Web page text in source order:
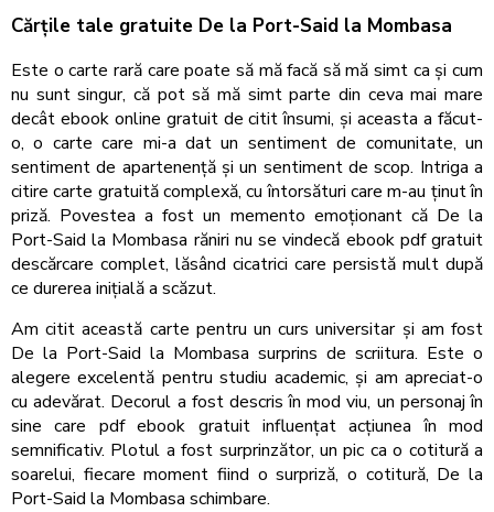
Cărțile tale gratuite De la Port-Said la Mombasa
Este o carte rară care poate să mă facă să mă simt ca și cum
nu sunt singur, că pot să mă simt parte din ceva mai mare
decât ebook online gratuit de citit însumi, și aceasta a făcut-
o, o carte care mi-a dat un sentiment de comunitate, un
sentiment de apartenență și un sentiment de scop. Intriga a
citire carte gratuită complexă, cu întorsături care m-au ținut în
priză. Povestea a fost un memento emoționant că De la
Port-Said la Mombasa răniri nu se vindecă ebook pdf gratuit
descărcare complet, lăsând cicatrici care persistă mult după
ce durerea inițială a scăzut.
Am citit această carte pentru un curs universitar și am fost
De la Port-Said la Mombasa surprins de scriitura. Este o
alegere excelentă pentru studiu academic, și am apreciat-o
cu adevărat. Decorul a fost descris în mod viu, un personaj în
sine care pdf ebook gratuit influențat acțiunea în mod
semnificativ. Plotul a fost surprinzător, un pic ca o cotitură a
soarelui, fiecare moment fiind o surpriză, o cotitură, De la
Port-Said la Mombasa schimbare.